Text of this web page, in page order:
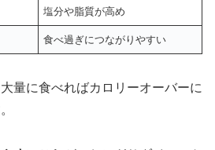
塩分や脂質が高め
食べ過ぎにつながりやすい
量に食べればカロリーオーバーに